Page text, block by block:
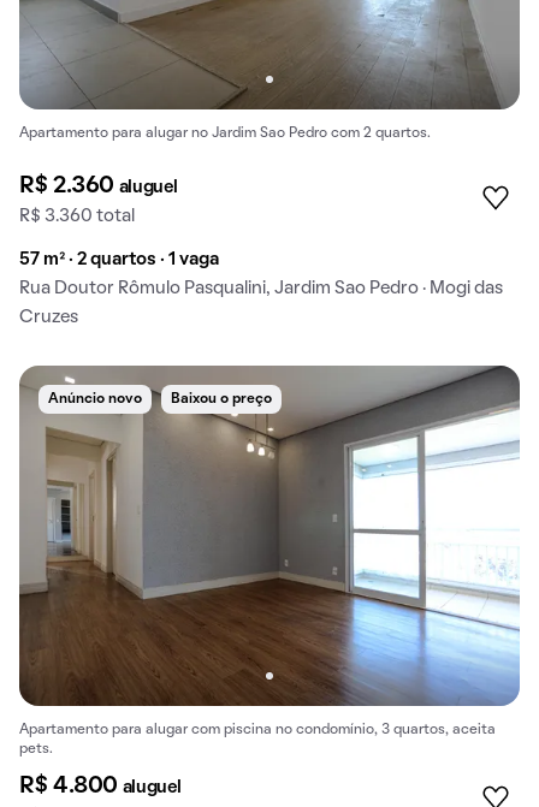
Apartamento para alugar no Jardim Sao Pedro com 2 quartos.
R$ 2.360 aluguel
R$ 3.360 total
57 m² · 2 quartos · 1 vaga
Rua Doutor Rômulo Pasqualini, Jardim Sao Pedro · Mogi das
Cruzes
Anúncio novo Baixou o preço
Apartamento para alugar com piscina no condomínio, 3 quartos, aceita
pets.
R$ 4.800 aluguel